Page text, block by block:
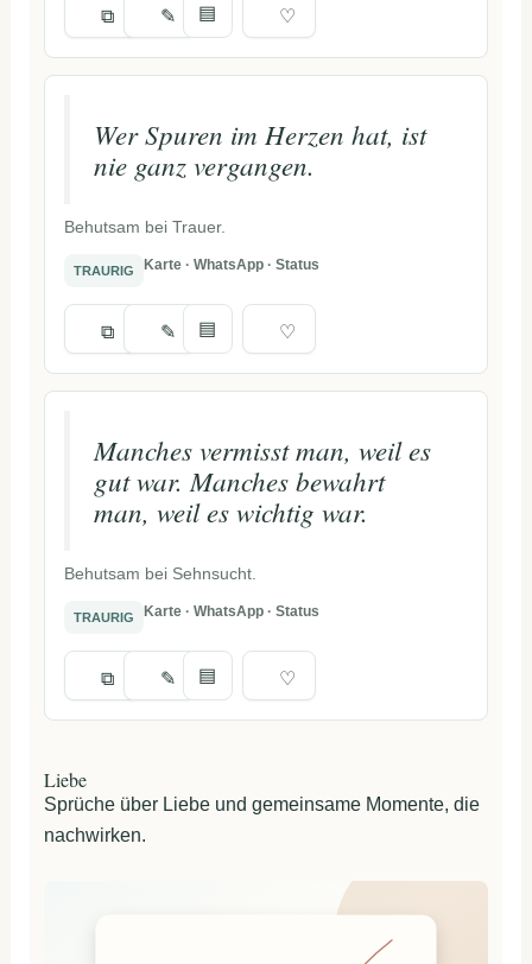
⧉ ✎ ▤ ♡
Wer Spuren im Herzen hat, ist
nie ganz vergangen.
Behutsam bei Trauer.
TRAURIG Karte · WhatsApp · Status
⧉ ✎ ▤ ♡
Manches vermisst man, weil es
gut war. Manches bewahrt
man, weil es wichtig war.
Behutsam bei Sehnsucht.
TRAURIG Karte · WhatsApp · Status
⧉ ✎ ▤ ♡
Liebe
Sprüche über Liebe und gemeinsame Momente, die
nachwirken.